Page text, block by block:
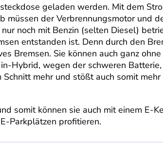
geladen werden. Mit dem
müssen der Verbrennungsmotor und
noch mit Benzin (selten Diesel)
entstanden ist. Denn durch den
Bremsen. Sie können auch ganz
Hybrid, wegen der schweren
mehr und stößt auch somit mehr
somit können sie auch mit einem E-
Parkplätzen profitieren.